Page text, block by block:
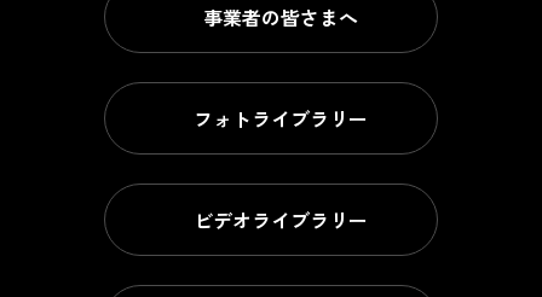
事業者の皆さまへ
フォトライブラリー
ビデオライブラリー